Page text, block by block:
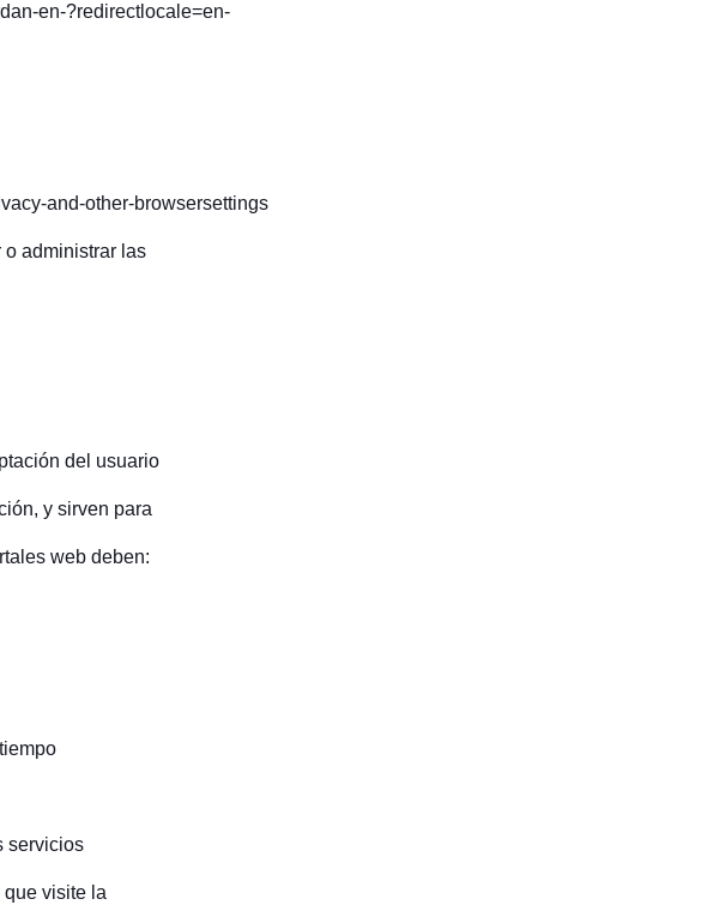
en-?redirectlocale=en-
and-other-browsersettings
administrar las
del usuario
y sirven para
web deben:
servicios
visite la